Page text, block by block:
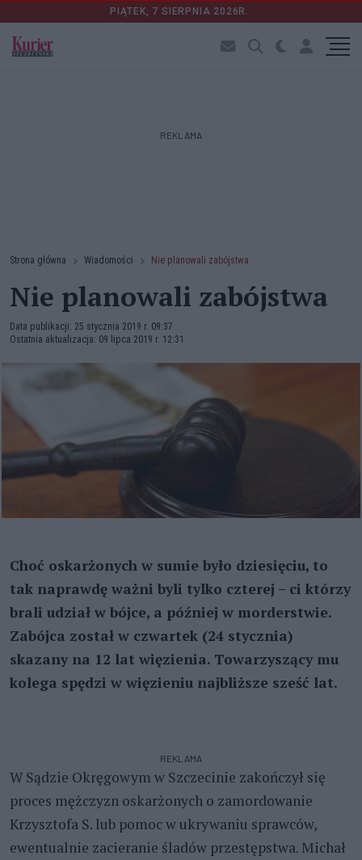
PIĄTEK, 7 SIERPNIA 2026R.
REKLAMA
Strona główna Wiadomości Nie planowali zabójstwa
Nie planowali zabójstwa
Data publikacji: 25 stycznia 2019 r. 09:37
Ostatnia aktualizacja: 09 lipca 2019 r. 12:31
Choć oskarżonych w sumie było dziesięciu, to
tak naprawdę ważni byli tylko czterej – ci którzy
brali udział w bójce, a później w morderstwie.
Zabójca został w czwartek (24 stycznia)
skazany na 12 lat więzienia. Towarzyszący mu
kolega spędzi w więzieniu najbliższe sześć lat.
REKLAMA
W Sądzie Okręgowym w Szczecinie zakończył się
proces mężczyzn oskarżonych o zamordowanie
Krzysztofa S. lub pomoc w ukrywaniu sprawców,
ewentualnie zacieranie śladów przestępstwa. Michał